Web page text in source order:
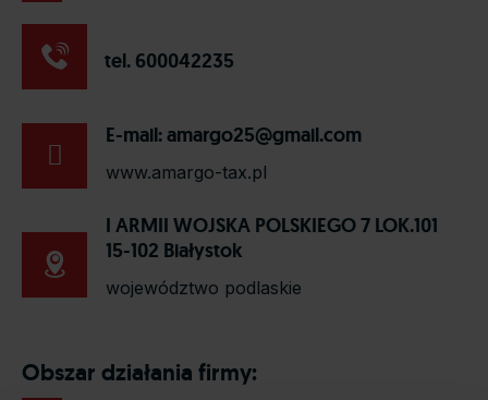
tel. 600042235
E-mail:amargo25@gmail.com
www.amargo-tax.pl
I ARMII WOJSKA POLSKIEGO 7 LOK.101
15-102 Białystok
województwo podlaskie
Obszar działania firmy: